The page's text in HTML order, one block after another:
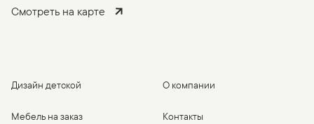
Смотреть на карте
Дизайн детской
Мебель на заказ
О компании
Контакты